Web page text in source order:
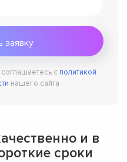
с политикой
нашего сайта
и в
сроки